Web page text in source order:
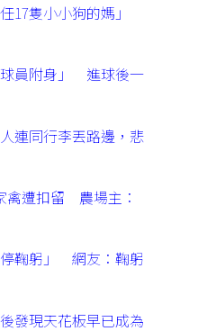
17隻小小狗的媽」
員附身」 進球後一
連同行李丟路邊，悲
禽遭扣留 農場主：
鞠躬」 網友：鞠躬
發現天花板早已成為